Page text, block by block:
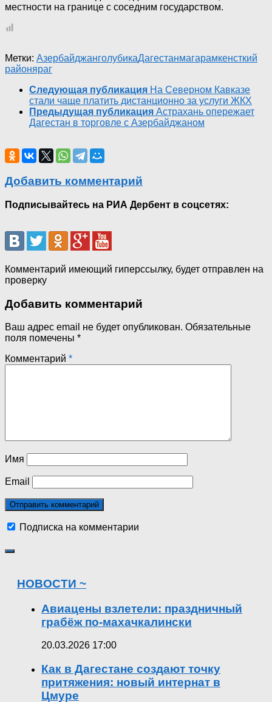
местности на границе с соседним государством.
Метки: АзербайджанголубикаДагестанмагарамкенсткий
районяраг
Следующая публикация На Северном Кавказе
стали чаще платить дистанционно за услуги ЖКХ
Предыдущая публикация Астрахань опережает
Дагестан в торговле с Азербайджаном
Добавить комментарий
Подписывайтесь на РИА Дербент в соцсетях:
Комментарий имеющий гиперссылку, будет отправлен на
проверку
Добавить комментарий
Ваш адрес email не будет опубликован. Обязательные
поля помечены *
Комментарий *
Имя
Email
Подписка на комментарии
НОВОСТИ ~
Авиацены взлетели: праздничный
грабёж по-махачкалински
20.03.2026 17:00
Как в Дагестане создают точку
притяжения: новый интернат в
Цмуре